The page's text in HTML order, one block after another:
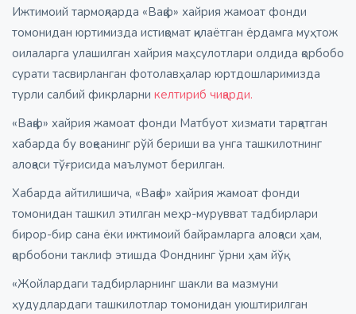
Ижтимоий тармоқларда «Вақф» хайрия жамоат фонди
томонидан юртимизда истиқомат қилаётган ёрдамга муҳтож
оилаларга улашилган хайрия маҳсулотлари олдида қорбобо
сурати тасвирланган фотолавҳалар юртдошларимизда
турли салбий фикрларни келтириб чиқарди.
«Вақф» хайрия жамоат фонди Матбуот хизмати тарқатган
хабарда бу воқеанинг рўй бериши ва унга ташкилотнинг
алоқаси тўғрисида маълумот берилган.
Хабарда айтилишича, «Вақф» хайрия жамоат фонди
томонидан ташкил этилган меҳр-мурувват тадбирлари
бирор-бир сана ёки ижтимоий байрамларга алоқаси ҳам,
қорбобони таклиф этишда Фонднинг ўрни ҳам йўқ.
«Жойлардаги тадбирларнинг шакли ва мазмуни
ҳудудлардаги ташкилотлар томонидан уюштирилган